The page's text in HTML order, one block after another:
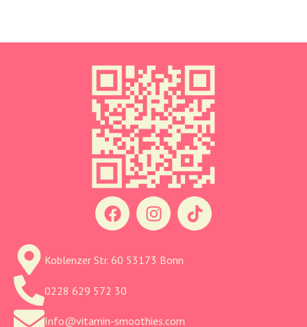
Koblenzer Str. 60 53173 Bonn
0228 629 572 30
Info@vitamin-smoothies.com